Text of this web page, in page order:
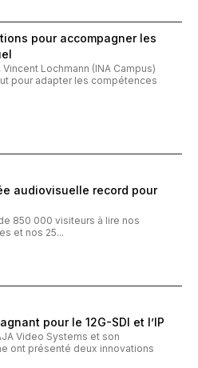
pour accompagner les
Lochmann (INA Campus)
pour adapter les compétences
audiovisuelle record pour
850 000 visiteurs à lire nos
et nos 25...
pour le 12G-SDI et l’IP
Video Systems et son
ont présenté deux innovations